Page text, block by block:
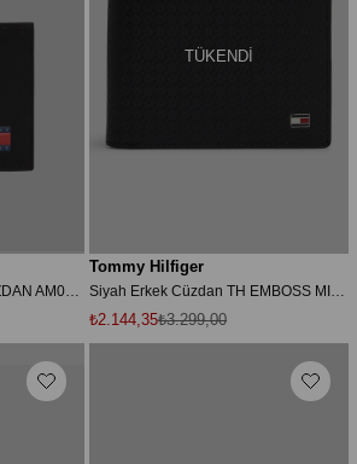
TÜKENDI
Tommy Hilfiger
₺2.144,35₺3.299,00